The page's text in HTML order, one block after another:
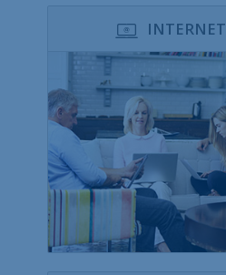
INTERNET